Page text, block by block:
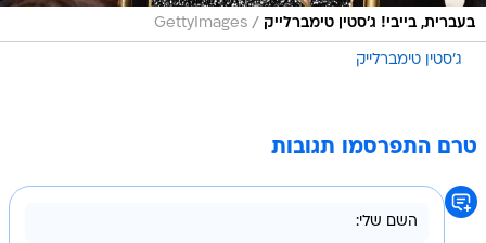
בעברית, בייבי! ג'סטין טימברלייק /
GettyImages
ג'סטין טימברלייק
טרם התפרסמו תגובות